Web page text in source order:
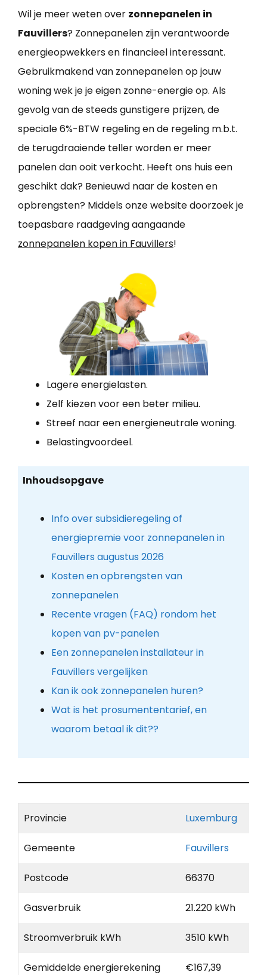
Wil je meer weten over zonnepanelen in
Fauvillers? Zonnepanelen zijn verantwoorde
energieopwekkers en financieel interessant.
Gebruikmakend van zonnepanelen op jouw
woning wek je je eigen zonne-energie op. Als
gevolg van de steeds gunstigere prijzen, de
speciale 6%-BTW regeling en de regeling m.b.t.
de terugdraaiende teller worden er meer
panelen dan ooit verkocht. Heeft ons huis een
geschikt dak? Benieuwd naar de kosten en
opbrengsten? Middels onze website doorzoek je
toepasbare raadgeving aangaande
zonnepanelen kopen in Fauvillers!
Lagere energielasten.
Zelf kiezen voor een beter milieu.
Streef naar een energieneutrale woning.
Belastingvoordeel.
Inhoudsopgave
Info over subsidieregeling of
energiepremie voor zonnepanelen in
Fauvillers augustus 2026
Kosten en opbrengsten van
zonnepanelen
Recente vragen (FAQ) rondom het
kopen van pv-panelen
Een zonnepanelen installateur in
Fauvillers vergelijken
Kan ik ook zonnepanelen huren?
Wat is het prosumententarief, en
waarom betaal ik dit??
Provincie Luxemburg
Gemeente Fauvillers
Postcode 66370
Gasverbruik 21.220 kWh
Stroomverbruik kWh 3510 kWh
Gemiddelde energierekening €167,39